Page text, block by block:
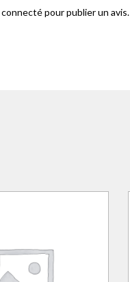
connectépour publier un avis.